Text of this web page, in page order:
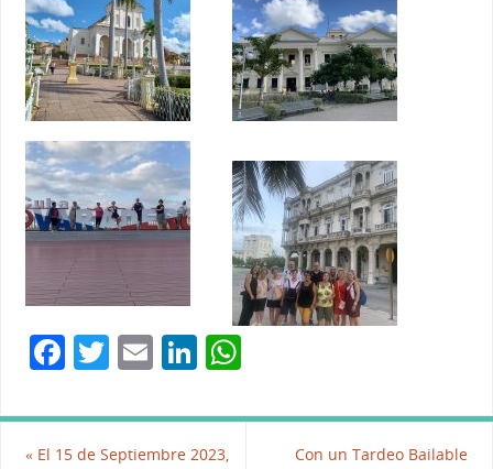
F
c
e
T
itt
er
E
ai
l
Li
k
e
W
at
«El 15 de Septiembre 2023, Con un Tardeo Bailable